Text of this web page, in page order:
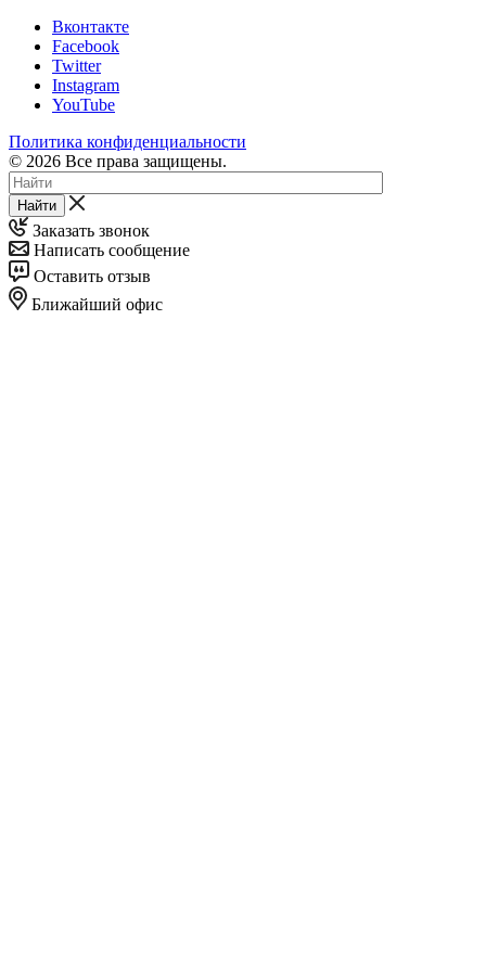
Вконтакте
Facebook
Twitter
Instagram
YouTube
Политика конфиденциальности
© 2026 Все права защищены.
Найти
Заказать звонок
Написать сообщение
Оставить отзыв
Ближайший офис